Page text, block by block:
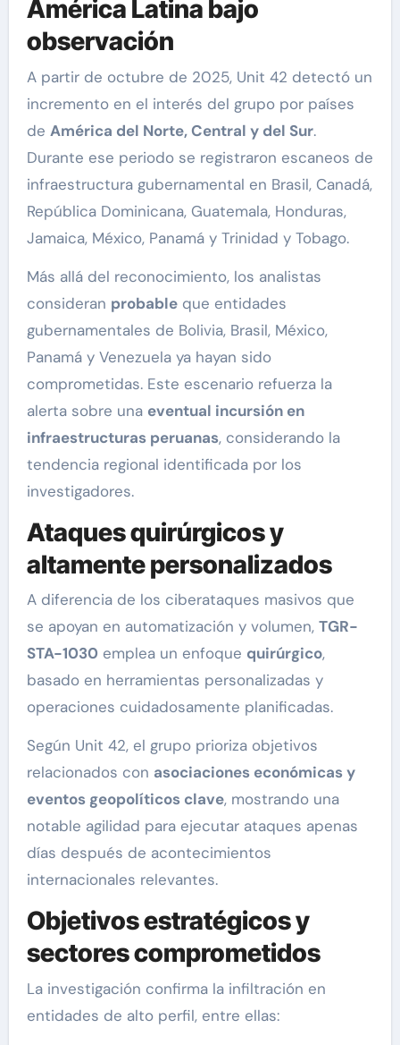
América Latina bajo
observación
A partir de octubre de 2025, Unit 42 detectó un
incremento en el interés del grupo por países
de América del Norte, Central y del Sur.
Durante ese periodo se registraron escaneos de
infraestructura gubernamental en Brasil, Canadá,
República Dominicana, Guatemala, Honduras,
Jamaica, México, Panamá y Trinidad y Tobago.
Más allá del reconocimiento, los analistas
consideran probableque entidades
gubernamentales de Bolivia, Brasil, México,
Panamá y Venezuela ya hayan sido
comprometidas. Este escenario refuerza la
alerta sobre una eventual incursión en
infraestructuras peruanas, considerando la
tendencia regional identificada por los
investigadores.
Ataques quirúrgicos y
altamente personalizados
A diferencia de los ciberataques masivos que
se apoyan en automatización y volumen, TGR-
STA-1030 emplea un enfoque quirúrgico,
basado en herramientas personalizadas y
operaciones cuidadosamente planificadas.
Según Unit 42, el grupo prioriza objetivos
relacionados con asociaciones económicas y
eventos geopolíticos clave, mostrando una
notable agilidad para ejecutar ataques apenas
días después de acontecimientos
internacionales relevantes.
Objetivos estratégicos y
sectores comprometidos
La investigación confirma la infiltración en
entidades de alto perfil, entre ellas: